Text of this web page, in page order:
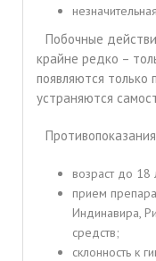
Побочные
крайне редко –
появляются только
устраняются
возраст до 18
прием
Индинавира,
средств;
склонность к